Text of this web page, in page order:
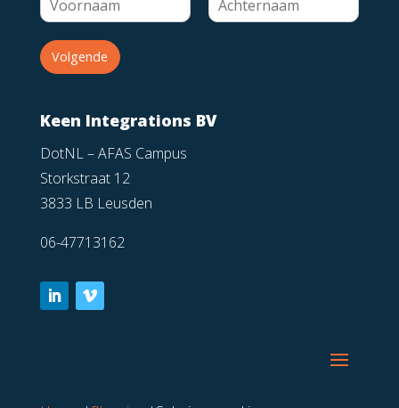
Volgende
Keen Integrations BV
DotNL – AFAS Campus
Storkstraat 12
3833 LB Leusden
06-47713162